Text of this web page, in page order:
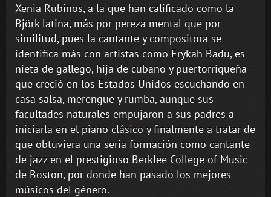
Xenia Rubinos, a la que han calificado como la
Björk latina, más por pereza mental que por
similitud, pues la cantante y compositora se
identifica más con artistas como Erykah Badu, es
nieta de gallego, hija de cubano y puertorriqueña
que creció en los Estados Unidos escuchando en
casa salsa, merengue y rumba, aunque sus
facultades naturales empujaron a sus padres a
iniciarla en el piano clásico y finalmente a tratar de
que obtuviera una seria formación como cantante
de jazz en el prestigioso Berklee College of Music
de Boston, por donde han pasado los mejores
músicos del género.